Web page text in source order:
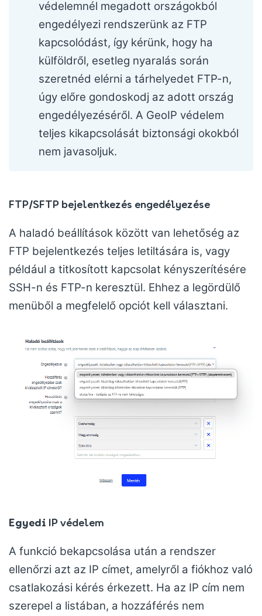
védelemnél megadott országokból
engedélyezi rendszerünk az FTP
kapcsolódást, így kérünk, hogy ha
külföldről, esetleg nyaralás során
szeretnéd elérni a tárhelyedet FTP-n,
úgy előre gondoskodj az adott ország
engedélyezéséről. A GeoIP védelem
teljes kikapcsolását biztonsági okokból
nem javasoljuk.
FTP/SFTP bejelentkezés engedélyezése
A haladó beállítások között van lehetőség az
FTP bejelentkezés teljes letiltására is, vagy
például a titkosított kapcsolat kényszerítésére
SSH-n és FTP-n keresztül. Ehhez a legördülő
menüből a megfelelő opciót kell választani.
Egyedi IP védelem
A funkció bekapcsolása után a rendszer
ellenőrzi azt az IP címet, amelyről a fiókhoz való
csatlakozási kérés érkezett. Ha az IP cím nem
szerepel a listában, a hozzáférés nem